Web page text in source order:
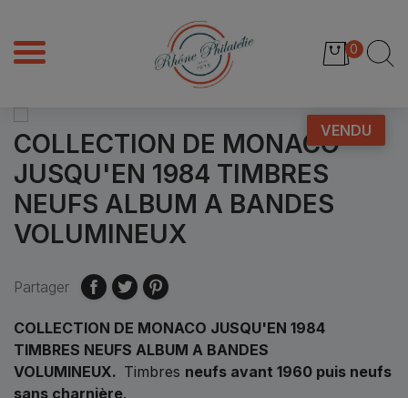
0
VENDU
COLLECTION DE MONACO
JUSQU'EN 1984 TIMBRES
NEUFS ALBUM A BANDES
VOLUMINEUX
Partager
COLLECTION DE MONACO JUSQU'EN 1984
TIMBRES NEUFS ALBUM A BANDES
VOLUMINEUX. Timbres neufs avant 1960 puis neufs
sans charnière.